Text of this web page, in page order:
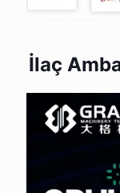
İlaç